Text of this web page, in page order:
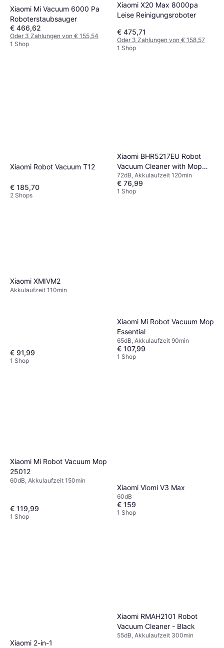
Xiaomi Mi Vacuum 6000 Pa
Roboterstaubsauger
€ 466,62
Oder 3 Zahlungen von € 155,54
1 Shop
Xiaomi X20 Max 8000pa
Leise Reinigungsroboter
€ 475,71
Oder 3 Zahlungen von € 158,57
1 Shop
Xiaomi Robot Vacuum T12
€ 185,70
2 Shops
Xiaomi BHR5217EU Robot
Vacuum Cleaner with Mop
Function
72dB, Akkulaufzeit 120min
€ 76,99
1 Shop
Xiaomi XMIVM2
Akkulaufzeit 110min
€ 91,99
1 Shop
Xiaomi Mi Robot Vacuum Mop
Essential
65dB, Akkulaufzeit 90min
€ 107,99
1 Shop
Xiaomi Mi Robot Vacuum Mop
25012
60dB, Akkulaufzeit 150min
€ 119,99
1 Shop
Xiaomi Viomi V3 Max
60dB
€ 159
1 Shop
Xiaomi 2-in-1
Xiaomi RMAH2101 Robot
Vacuum Cleaner - Black
55dB, Akkulaufzeit 300min